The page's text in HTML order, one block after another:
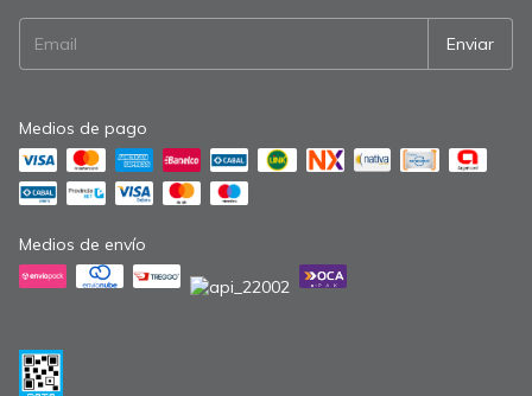
Medios de pago
Medios de envío